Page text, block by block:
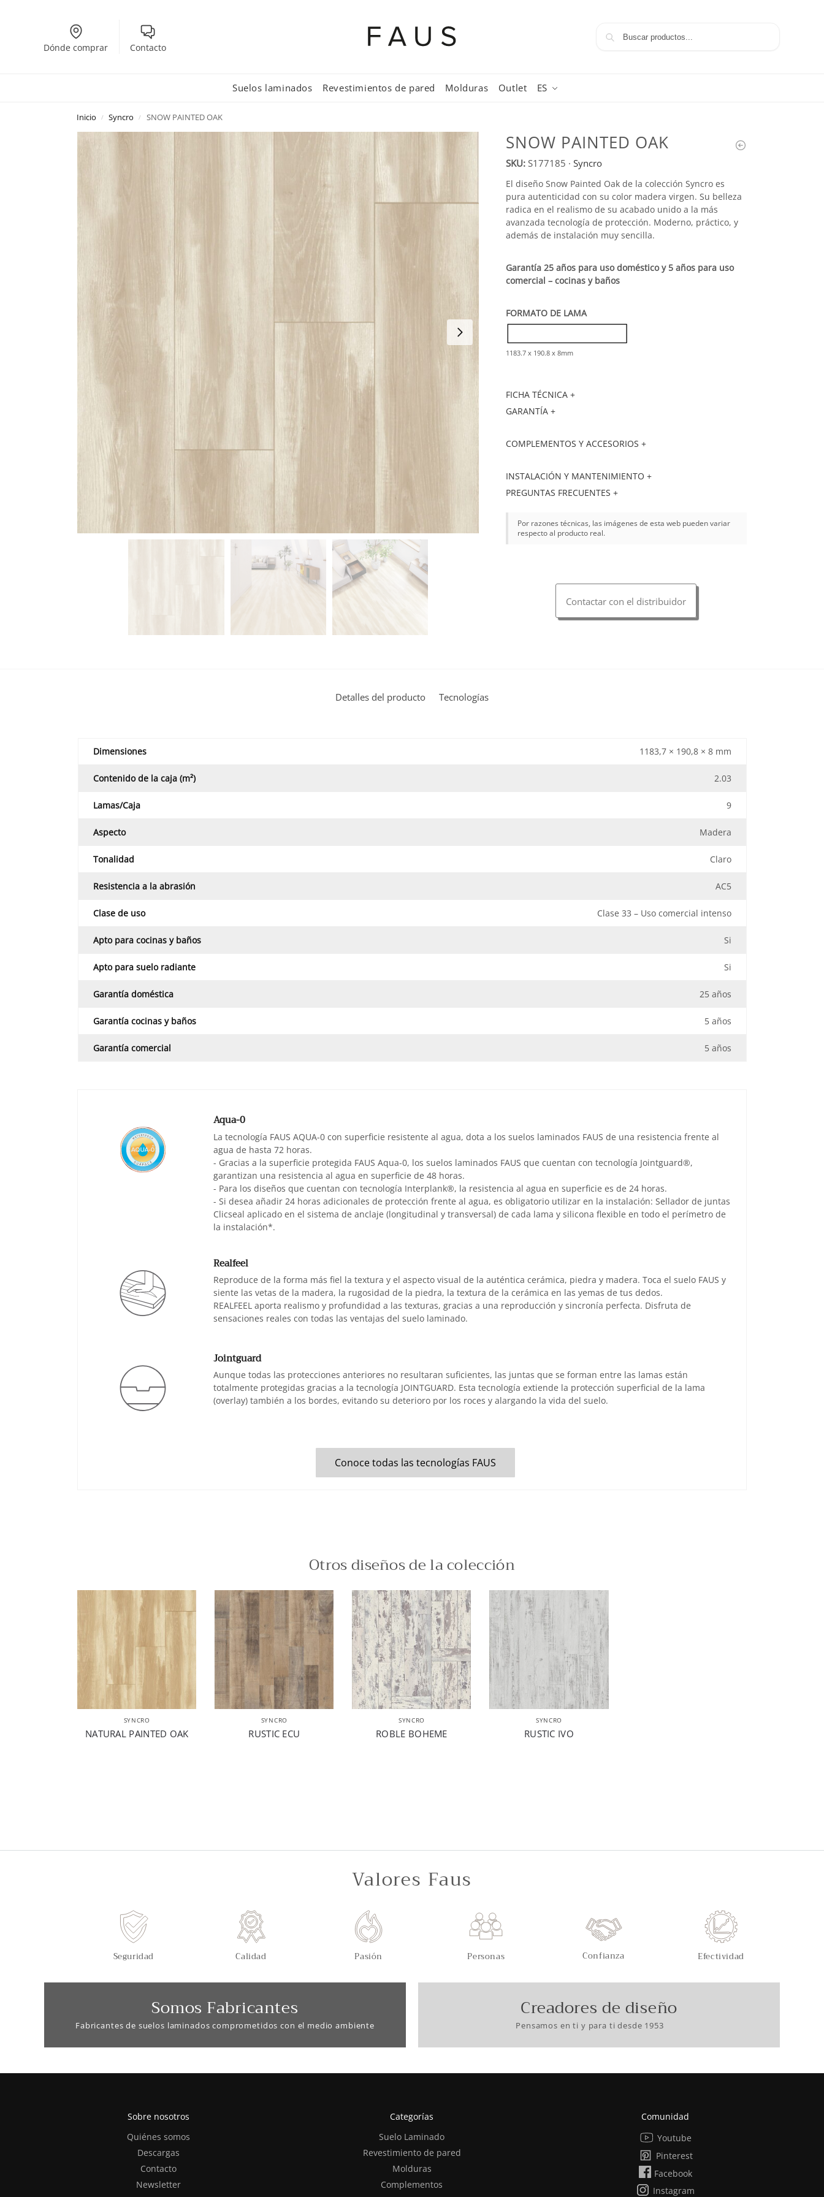
Dónde comprar Contacto
Suelos laminados Revestimientos de pared Molduras Outlet ES
Inicio / Syncro / SNOW PAINTED OAK
SNOW PAINTED OAK
SKU:S177185 · Syncro
El diseño Snow Painted Oak de la colección Syncro es
pura autenticidad con su color madera virgen. Su belleza
radica en el realismo de su acabado unido a la más
avanzada tecnología de protección. Moderno, práctico, y
además de instalación muy sencilla.
Garantía 25 años para uso doméstico y 5 años para uso
comercial – cocinas y baños
FORMATO DE LAMA
1183.7 x 190.8 x 8mm
FICHA TÉCNICA +
GARANTÍA +
COMPLEMENTOS Y ACCESORIOS +
INSTALACIÓN Y MANTENIMIENTO +
PREGUNTAS FRECUENTES +
Por razones técnicas, las imágenes de esta web pueden variar
respecto al producto real.
Contactar con el distribuidor
Detalles del producto Tecnologías
Dimensiones 1183,7 × 190,8 × 8 mm
Contenido de la caja (m²) 2.03
Lamas/Caja 9
Aspecto Madera
Tonalidad Claro
Resistencia a la abrasión AC5
Clase de uso Clase 33 – Uso comercial intenso
Apto para cocinas y baños Si
Apto para suelo radiante Si
Garantía doméstica 25 años
Garantía cocinas y baños 5 años
Garantía comercial 5 años
Aqua-0
La tecnología FAUS AQUA-0 con superficie resistente al agua, dota a los suelos laminados FAUS de una resistencia frente al
agua de hasta 72 horas.
- Gracias a la superficie protegida FAUS Aqua-0, los suelos laminados FAUS que cuentan con tecnología Jointguard®,
garantizan una resistencia al agua en superficie de 48 horas.
- Para los diseños que cuentan con tecnología Interplank®, la resistencia al agua en superficie es de 24 horas.
- Si desea añadir 24 horas adicionales de protección frente al agua, es obligatorio utilizar en la instalación: Sellador de juntas
Clicseal aplicado en el sistema de anclaje (longitudinal y transversal) de cada lama y silicona flexible en todo el perímetro de
la instalación*.
Realfeel
Reproduce de la forma más fiel la textura y el aspecto visual de la auténtica cerámica, piedra y madera. Toca el suelo FAUS y
siente las vetas de la madera, la rugosidad de la piedra, la textura de la cerámica en las yemas de tus dedos.
REALFEEL aporta realismo y profundidad a las texturas, gracias a una reproducción y sincronía perfecta. Disfruta de
sensaciones reales con todas las ventajas del suelo laminado.
Jointguard
Aunque todas las protecciones anteriores no resultaran suficientes, las juntas que se forman entre las lamas están
totalmente protegidas gracias a la tecnología JOINTGUARD. Esta tecnología extiende la protección superficial de la lama
(overlay) también a los bordes, evitando su deterioro por los roces y alargando la vida del suelo.
Conoce todas las tecnologías FAUS
Otros diseños de la colección
SYNCRO
NATURAL PAINTED OAK
SYNCRO
RUSTIC ECU
SYNCRO
ROBLE BOHEME
SYNCRO
RUSTIC IVO
Valores Faus
Seguridad Calidad Pasión Personas Confianza Efectividad
Somos Fabricantes
Fabricantes de suelos laminados comprometidos con el medio ambiente
Creadores de diseño
Pensamos en ti y para ti desde 1953
Sobre nosotros
Quiénes somos
Descargas
Contacto
Newsletter
Categorías
Suelo Laminado
Revestimiento de pared
Molduras
Complementos
Comunidad
Youtube
Pinterest
Facebook
Instagram